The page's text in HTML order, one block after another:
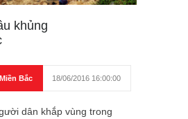
khủng
Bắc 18/06/2016 16:00:00
dân khắp vùng trong